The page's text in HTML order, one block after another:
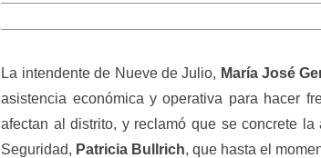
La intendente de Nueve de Julio, María José
asistencia económica y operativa para hacer
afectan al distrito, y reclamó que se concrete
Seguridad, Patricia Bullrich, que hasta el